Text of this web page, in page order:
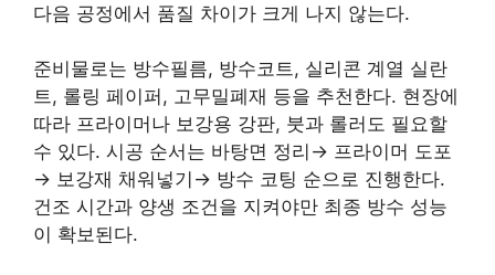
다음 공정에서 품질 차이가 크게 나지 않는다.
준비물로는 방수필름, 방수코트, 실리콘 계열 실란
트, 롤링 페이퍼, 고무밀폐재 등을 추천한다. 현장에
따라 프라이머나 보강용 강판, 붓과 롤러도 필요할
수 있다. 시공 순서는 바탕면 정리→ 프라이머 도포
→ 보강재 채워넣기→ 방수 코팅 순으로 진행한다.
건조 시간과 양생 조건을 지켜야만 최종 방수 성능
이 확보된다.